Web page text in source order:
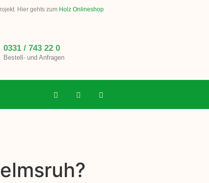
Hier gehts zum Holz Onlineshop
0331 / 743 22 0
Bestell- und Anfragen